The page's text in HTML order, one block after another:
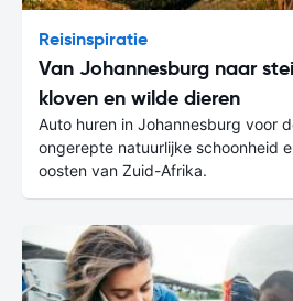
Reisinspiratie
Van Johannesburg naar
kloven en wilde dieren
Auto huren in Johannesburg voor
ongerepte natuurlijke schoonheid
oosten van Zuid-Afrika.